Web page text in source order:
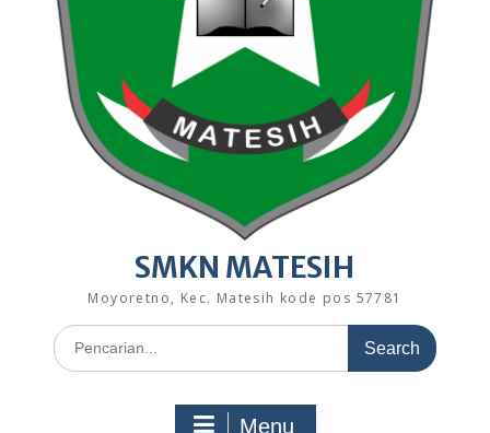
SMKN MATESIH
Moyoretno, Kec. Matesih kode pos 57781
Search
for:
Menu